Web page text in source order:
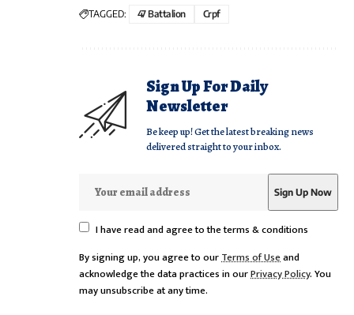
TAGGED: 47 Battalion Crpf
Sign Up For Daily
Newsletter
Be keep up! Get the latest breaking news
delivered straight to your inbox.
I have read and agree to the terms & conditions
By signing up, you agree to ourTerms of Useand
acknowledge the data practices in ourPrivacy Policy. You
may unsubscribe at any time.